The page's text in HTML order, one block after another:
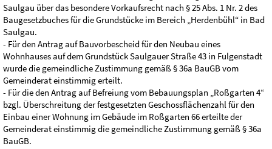
Saulgau über das besondere Vorkaufsrecht nach § 25 Abs. 1 Nr. 2 des
Baugesetzbuches für die Grundstücke im Bereich „Herdenbühl“ in Bad
Saulgau.
- Für den Antrag auf Bauvorbescheid für den Neubau eines
Wohnhauses auf dem Grundstück Saulgauer Straße 43 in Fulgenstadt
wurde die gemeindliche Zustimmung gemäß § 36a BauGB vom
Gemeinderat einstimmig erteilt.
- Für die den Antrag auf Befreiung vom Bebauungsplan „Roßgarten 4“
bzgl. Überschreitung der festgesetzten Geschossflächenzahl für den
Einbau einer Wohnung im Gebäude im Roßgarten 66 erteilte der
Gemeinderat einstimmig die gemeindliche Zustimmung gemäß § 36a
BauGB.